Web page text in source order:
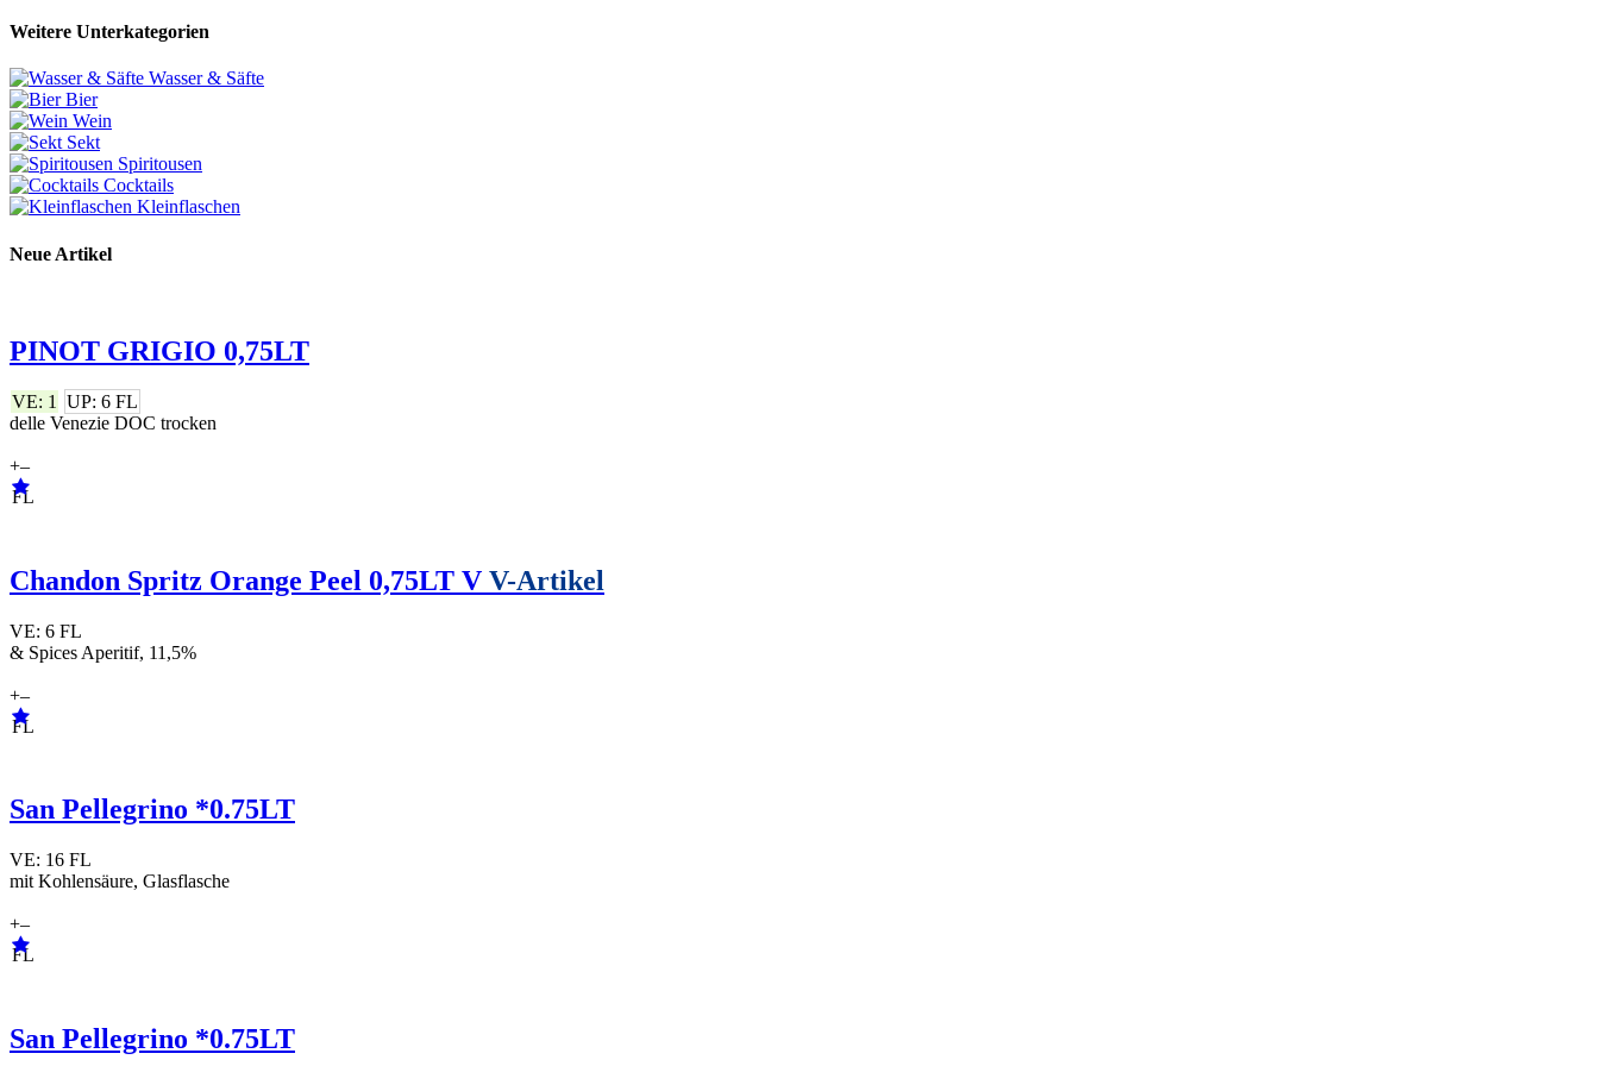
Weitere Unterkategorien
Wasser & Säfte
Bier
Wein
Sekt
Spiritousen
Cocktails
Kleinflaschen
Neue Artikel
PINOT GRIGIO 0,75LT
VE: 1
UP: 6 FL
delle Venezie DOC trocken
+–
FL
Chandon Spritz Orange Peel 0,75LT V V-Artikel
VE: 6 FL
& Spices Aperitif, 11,5%
+–
FL
San Pellegrino *0.75LT
VE: 16 FL
mit Kohlensäure, Glasflasche
+–
FL
San Pellegrino *0.75LT